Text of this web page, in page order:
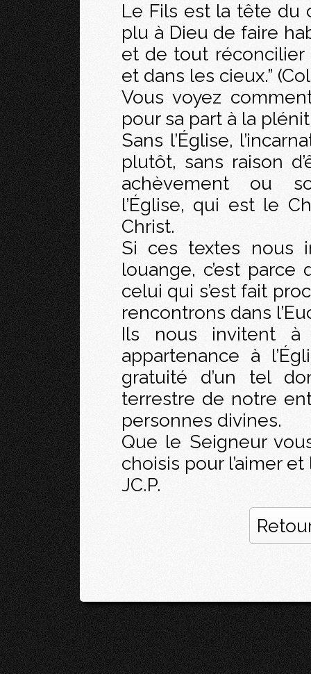
Le Fils est la tête du
plu à Dieu de faire
et de tout
et dans les cieux.”
Vous voyez
pour sa part à la
Sans l’Église,
plutôt, sans raison
achèvement ou
l’Église, qui est le
Christ.
Si ces textes nous
louange, c’est parce
celui qui s’est fait
rencontrons dans
Ils nous invitent à
appartenance à
gratuité d’un tel
terrestre de notre
personnes divines.
Que le Seigneur
choisis pour l’aimer et
JC.P.